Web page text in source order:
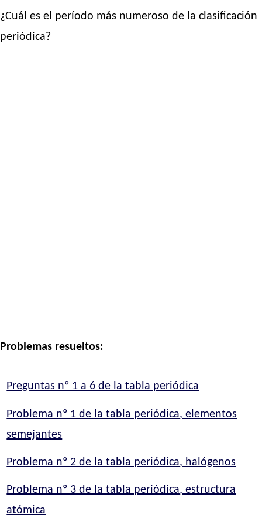
¿Cuál es el período más numeroso de la clasificación
periódica?
Problemas resueltos:
Preguntas nº 1 a 6 de la tabla periódica
Problema nº 1 de la tabla periódica, elementos
semejantes
Problema nº 2 de la tabla periódica, halógenos
Problema nº 3 de la tabla periódica, estructura
atómica